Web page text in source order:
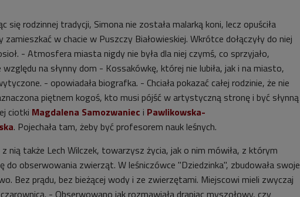
się rodzinnej tradycji, Simona nie została malarką koni, lecz opuściła
zamieszkać w chacie w Puszczy Białowieskiej. Wkrótce dołączyły do niej
- Atmosfera miasta nigdy nie była dla niej czymś, co sprzyjało,
na słynny dom - Kossakówkę, której nie lubiła, jak i na miasto,
- opowiadała biografka. - Chciała pokazać całej rodzinie, że nie
piętnem kogoś, kto musi pójść w artystyczną stronę i być słynną
ciotki Magdalena Samozwaniec i Pawlikowska-
. Pojechała tam, żeby być profesorem nauk leśnych.
z nią także Lech Wilczek, towarzysz życia, jak o nim mówiła, z którym
do obserwowania zwierząt. W leśniczówce "Dziedzinka", zbudowała swoje
Bez prądu, bez bieżącej wody i ze zwierzętami. Miejscowi mieli zwyczaj
- Obserwowano jak rozmawiała drapiąc myszołowy, czy